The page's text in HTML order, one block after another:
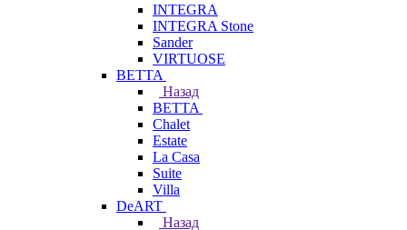
INTEGRA
INTEGRA Stone
Sander
VIRTUOSE
BETTA
Назад
BETTA
Chalet
Estate
La Casa
Suite
Villa
DeART
Назад